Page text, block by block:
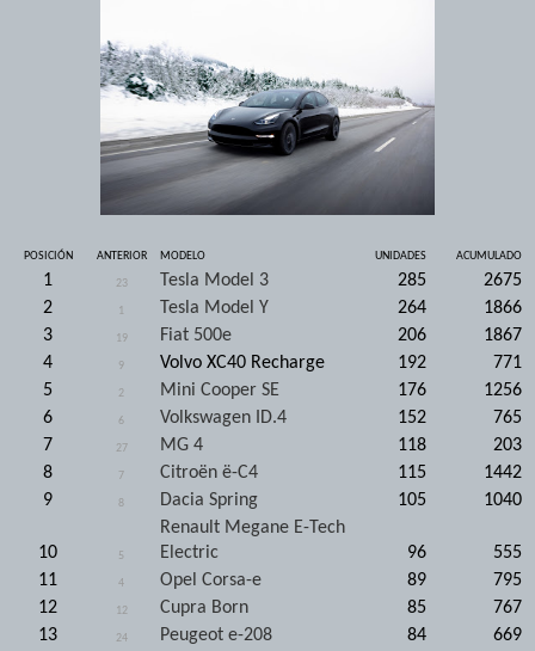
POSICIÓN ANTERIOR MODELO UNIDADES ACUMULADO
1 23 Tesla Model 3 285
2675
2
1 Tesla Model Y 264
1866
3
19 Fiat 500e 206
1867
4
9 Volvo XC40 Recharge 192
771
5
2 Mini Cooper SE 176
1256
6
6 Volkswagen ID.4 152
765
7
27 MG 4 118
203
8
7 Citroën ë-C4 115
1442
9
8 Dacia Spring 105 1040
10 5
Renault Megane E-Tech
Electric
96
555
11
4 Opel Corsa-e 89
795
12
12 Cupra Born 85
767
13
24 Peugeot e-208 84
669